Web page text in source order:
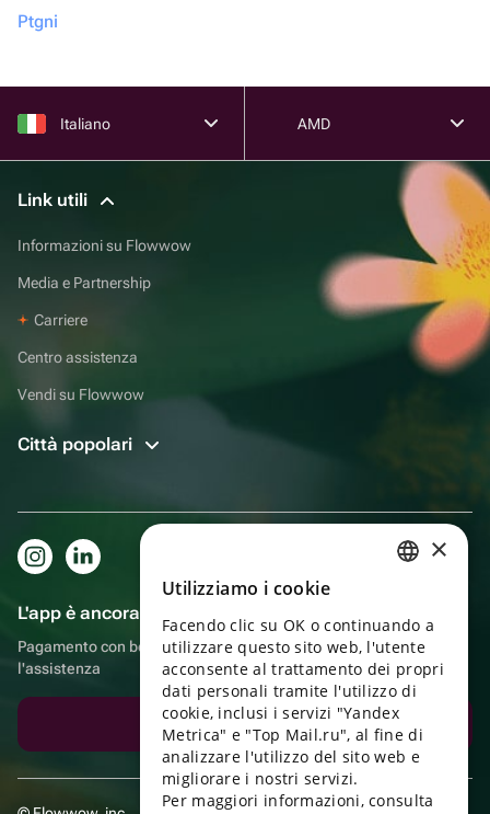
Ptgni
Italiano AMD
Link utili
Informazioni su Flowwow
Media e Partnership
Carriere
Centro assistenza
Vendi su Flowwow
Città popolari
L'app è ancora più comoda!
Pagamento con bonus, autoconsegna, comoda chat con
l'assistenza
Scarica l'app
ENGLISH
UKRAINIAN
PORTUGUESE
SPANISH
×
Utilizziamo i cookie
Facendo clic su OK o continuando a
utilizzare questo sito web, l'utente
acconsente al trattamento dei propri
dati personali tramite l'utilizzo di
cookie, inclusi i servizi "Yandex
Metrica" e "Top Mail.ru", al fine di
analizzare l'utilizzo del sito web e
migliorare i nostri servizi.
Per maggiori informazioni, consulta